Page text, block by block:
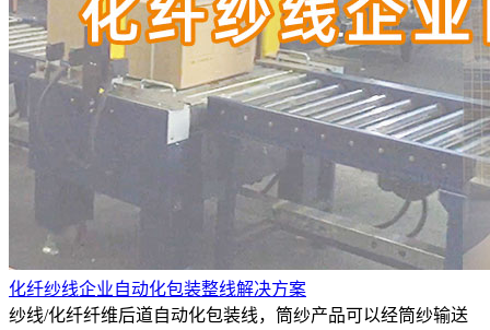
化纤纱线企业自动化包装整线解决方案
纱线/化纤纤维后道自动化包装线，筒纱产品可以经筒纱输送